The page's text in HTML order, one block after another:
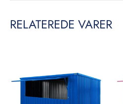
RELATEREDE VARER